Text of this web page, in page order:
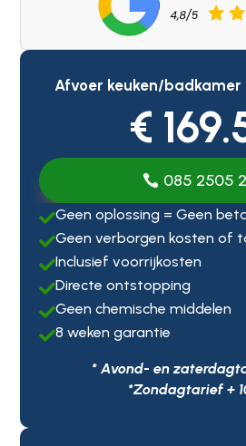
Afvoer keuken/badkamer
€
085 2505
Geen oplossing = Geen
Geen verborgen kosten of
Inclusief voorrijkosten
Directe ontstopping
Geen chemische middelen
8 weken garantie
* Avond- en
*Zondagtarief +